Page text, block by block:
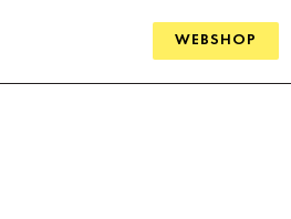
WEBSHOP